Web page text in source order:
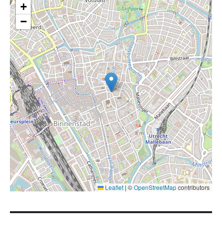
+
−
Leaflet | ©OpenStreetMapcontributors